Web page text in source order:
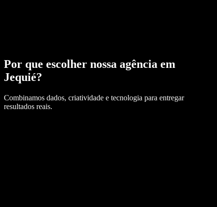
Por que escolher nossa agência em
Jequié?
Combinamos dados, criatividade e tecnologia para entregar
resultados reais.